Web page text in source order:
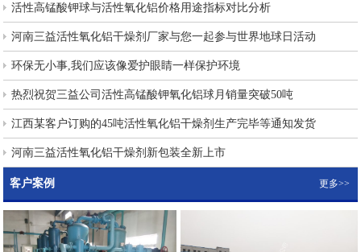
活性高锰酸钾球与活性氧化铝价格用途指标对比分析
河南三益活性氧化铝干燥剂厂家与您一起参与世界地球日活动
环保无小事,我们应该像爱护眼睛一样保护环境
热烈祝贺三益公司活性高锰酸钾氧化铝球月销量突破50吨
江西某客户订购的45吨活性氧化铝干燥剂生产完毕等通知发货
河南三益活性氧化铝干燥剂新包装全新上市
客户案例 更多>>